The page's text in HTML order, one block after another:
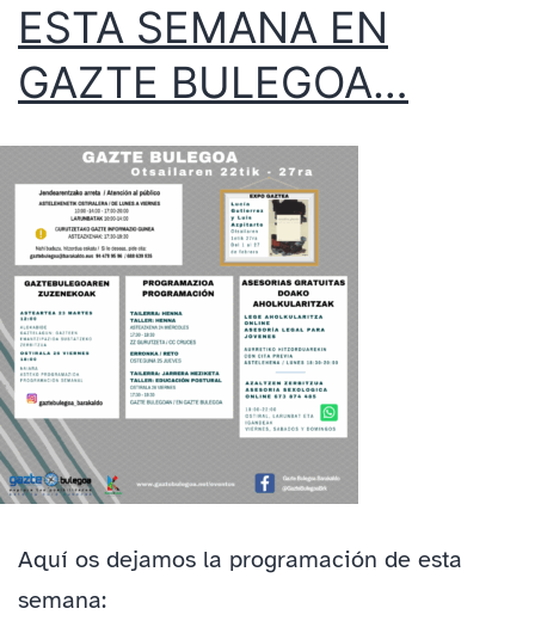
ESTA SEMANA EN
GAZTE BULEGOA…
Aquí os dejamos la programación de esta
semana: